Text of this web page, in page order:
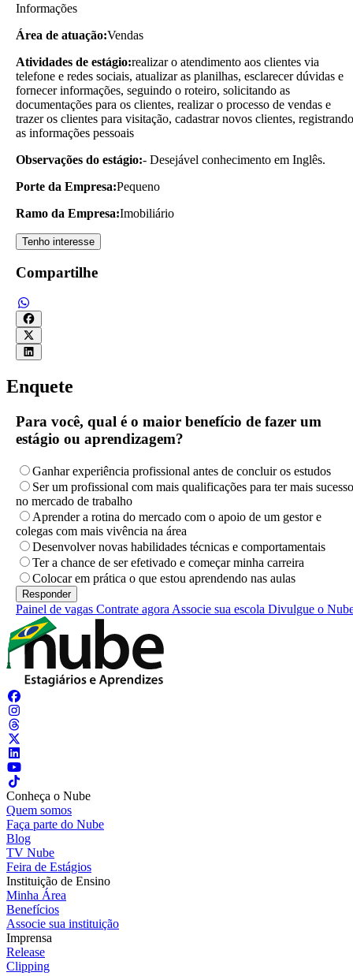
Informações
Área de atuação:Vendas
Atividades de estágio:realizar o atendimento aos clientes via
telefone e redes sociais, atualizar as planilhas, esclarecer dúvidas e
fornecer informações, seguindo o roteiro, solicitando as
documentações para os clientes, realizar o processo de vendas e
trazer os clientes para visitação, cadastrar novos clientes, registrando
as informações pessoais
Observações do estágio:- Desejável conhecimento em Inglês.
Porte da Empresa:Pequeno
Ramo da Empresa:Imobiliário
Tenho interesse
Compartilhe
Enquete
Para você, qual é o maior benefício de fazer um
estágio ou aprendizagem?
Ganhar experiência profissional antes de concluir os estudos
Ser um profissional com mais qualificações para ter mais sucesso
no mercado de trabalho
Aprender a rotina do mercado com o apoio de um gestor e
colegas com mais vivência na área
Desenvolver novas habilidades técnicas e comportamentais
Ter a chance de ser efetivado e começar minha carreira
Colocar em prática o que estou aprendendo nas aulas
Painel de vagas Contrate agora Associe sua escola Divulgue o
Conheça o Nube
Quem somos
Faça parte do Nube
Blog
TV Nube
Feira de Estágios
Instituição de Ensino
Minha Área
Benefícios
Associe sua instituição
Imprensa
Release
Clipping